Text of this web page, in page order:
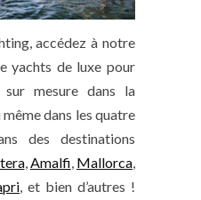
accédez à notre
yachts de luxe pour
mesure dans la
dans les quatre
des destinations
,Amalfi, Mallorca,
, et bien d’autres !